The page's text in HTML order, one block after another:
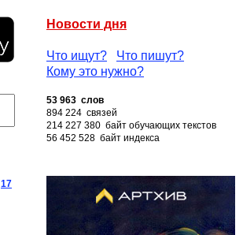
Новости дня
Что ищут?
Что пишут?
Кому это нужно?
53 963 слов
894 224 связей
214 227 380 байт обучающих текстов
56 452 528 байт индекса
17